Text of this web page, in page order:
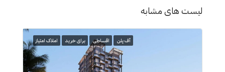
لیست های مشابه
آف پلن اقساطی برای خرید املاک امتیاز